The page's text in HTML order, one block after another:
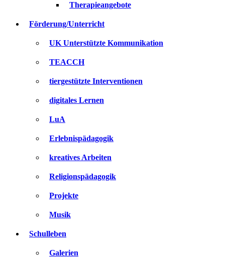
Therapieangebote
Förderung/Unterricht
UK Unterstützte Kommunikation
TEACCH
tiergestützte Interventionen
digitales Lernen
LuA
Erlebnispädagogik
kreatives Arbeiten
Religionspädagogik
Projekte
Musik
Schulleben
Galerien